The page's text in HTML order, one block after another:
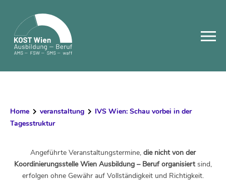
content
Home veranstaltung
IVS Wien: Schau vorbei in der
Tagesstruktur
Angeführte Veranstaltungstermine, die nicht von der
Koordinierungsstelle Wien Ausbildung – Beruf organisiertsind,
erfolgen ohne Gewähr auf Vollständigkeit und Richtigkeit.